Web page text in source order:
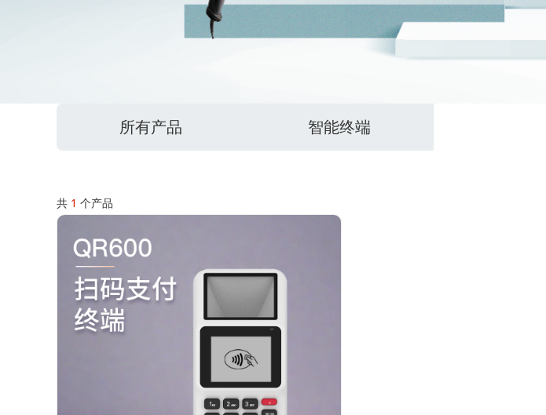
共 1 个产品
所有产品 智能终端